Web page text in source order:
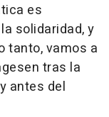
es
solidaridad, y
tanto, vamos a
tras la
antes del